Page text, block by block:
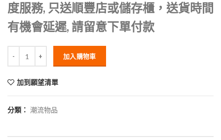
度服務, 只送順豐店或儲存櫃，送貨時間
有機會延遲, 請留意下單付款
加入購物車
加到願望清單
分類： 潮流物品